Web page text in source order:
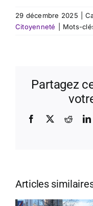
29 décembre 2025
Citoyenneté
Mots-
Partagez
Facebook
X Reddit
Articles